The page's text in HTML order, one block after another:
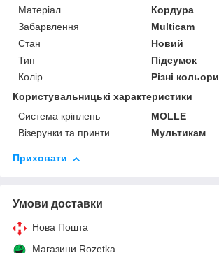
Матеріал
Кордура
Забарвлення
Multicam
Стан
Новий
Тип
Підсумок
Колір
Різні кольори
Користувальницькі характеристики
Система кріплень
MOLLE
Візерунки та принти
Мультикам
Приховати
Умови доставки
Нова Пошта
Магазини Rozetka